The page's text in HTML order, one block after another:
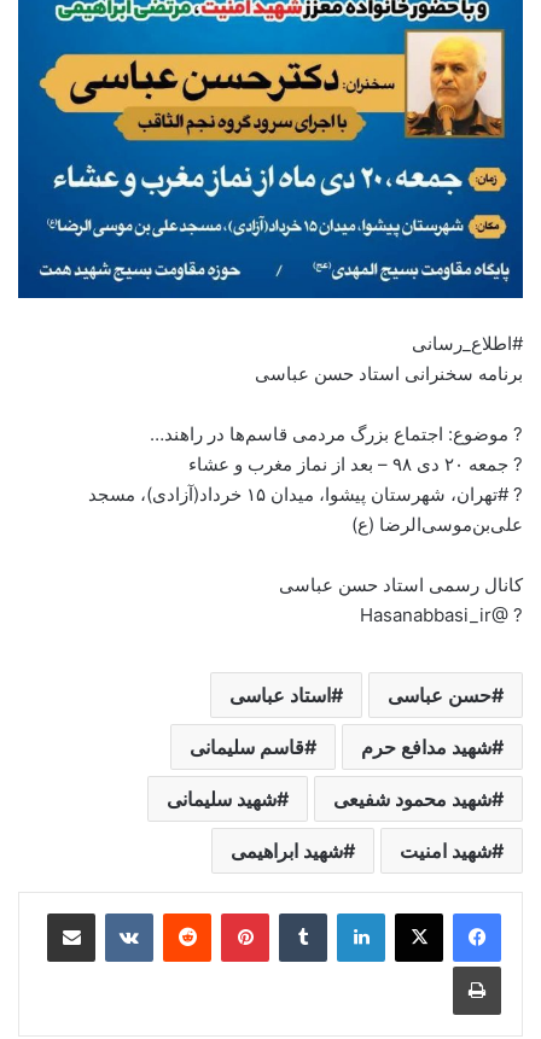
#اطلاع_رسانی
برنامه سخنرانی استاد حسن عباسی
? موضوع: اجتماع بزرگ مردمی قاسم‌ها در راهند…
? جمعه ۲۰ دی ۹۸ – بعد از نماز مغرب و عشاء
? #تهران، شهرستان پیشوا، میدان ۱۵ خرداد(آزادی)، مسجد
علی‌بن‌موسی‌الرضا (ع)
کانال رسمی استاد حسن عباسی
? @Hasanabbasi_ir
حسن عباسی استاد عباسی
شهید مدافع حرم قاسم سلیمانی
شهید محمود شفیعی شهید سلیمانی
شهید امنیت شهید ابراهیمی
لینکدین ‫تامبلر ‫پین‌ترست‫رددیت ‫VKontakteاشتراک گذاری از طریق ایمیل
چاپ